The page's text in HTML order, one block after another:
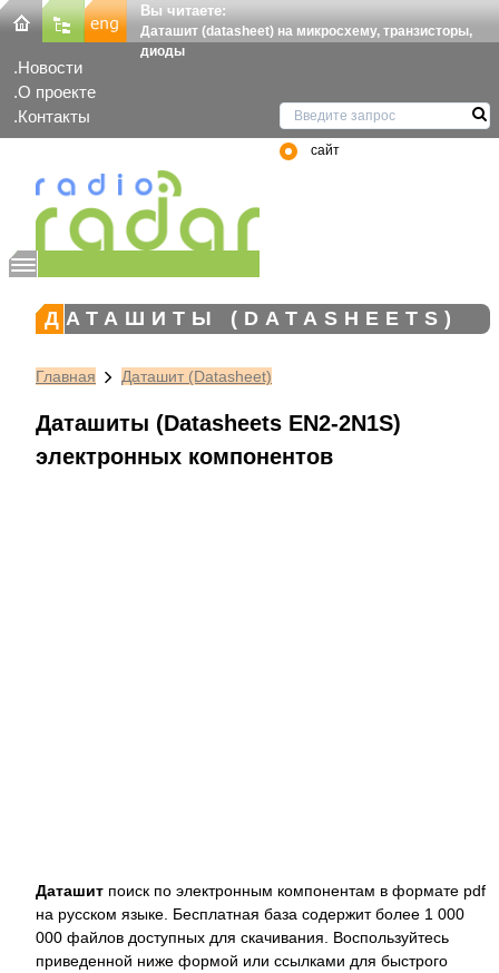
Вы читаете:
Даташит (datasheet) на микросхему, транзисторы,
диоды
Новости
О проекте
Контакты
сайт
ДАТАШИТЫ (DATASHEETS)
Главная Даташит (Datasheet)
Даташиты (Datasheets EN2-2N1S)
электронных компонентов
Даташит поиск по электронным компонентам в формате pdf
на русском языке. Бесплатная база содержит более 1 000
000 файлов доступных для скачивания. Воспользуйтесь
приведенной ниже формой или ссылками для быстрого